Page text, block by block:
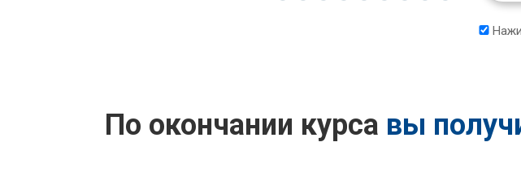
По окончании курса вы